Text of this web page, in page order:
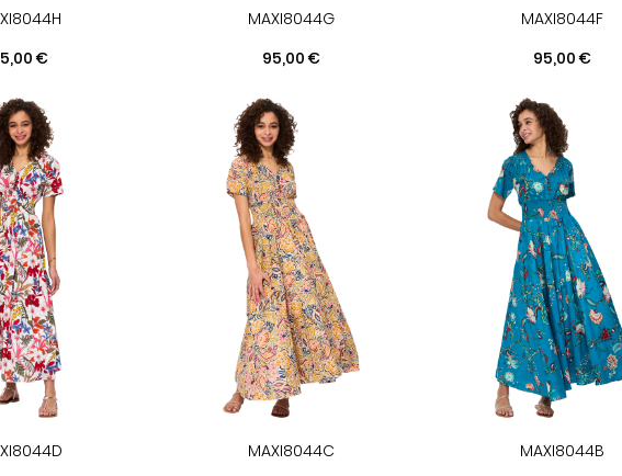
€
MAXI8044G
Prix
95,00 €
MAXI8044F
Prix
95,00 €
MAXI8044C
MAXI8044B